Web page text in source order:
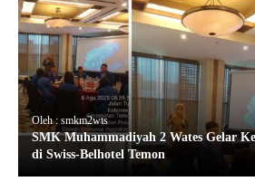
Oleh : smkm2wts
SMK Muhammadiyah 2 Wates Gelar
di Swiss-Belhotel Temon